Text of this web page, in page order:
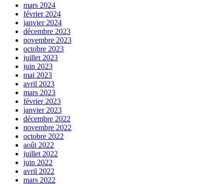
mars 2024
février 2024
janvier 2024
décembre 2023
novembre 2023
octobre 2023
juillet 2023
juin 2023
mai 2023
avril 2023
mars 2023
février 2023
janvier 2023
décembre 2022
novembre 2022
octobre 2022
août 2022
juillet 2022
juin 2022
avril 2022
mars 2022